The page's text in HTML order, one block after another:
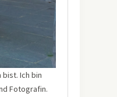
bist. Ich bin
Fotografin.